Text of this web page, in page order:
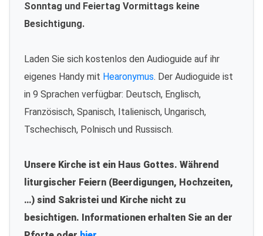
Sonntag und Feiertag Vormittags keine
Besichtigung.
Laden Sie sich kostenlos den Audioguide auf ihr
eigenes Handy mit Hearonymus. Der Audioguide ist
in 9 Sprachen verfügbar: Deutsch, Englisch,
Französisch, Spanisch, Italienisch, Ungarisch,
Tschechisch, Polnisch und Russisch.
Unsere Kirche ist ein Haus Gottes. Während
liturgischer Feiern (Beerdigungen, Hochzeiten,
…) sind Sakristei und Kirche nicht zu
besichtigen. Informationen erhalten Sie an der